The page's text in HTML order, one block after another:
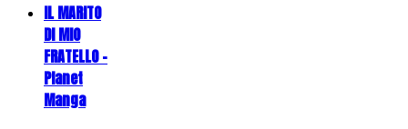
IL MARITO
DI MIO
FRATELLO -
Planet
Manga